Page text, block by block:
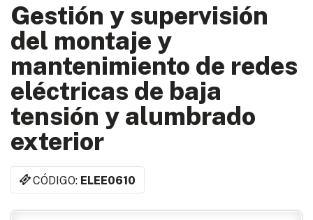
Gestión y supervisión
del montaje y
mantenimiento de redes
eléctricas de baja
tensión y alumbrado
exterior
CÓDIGO: ELEE0610